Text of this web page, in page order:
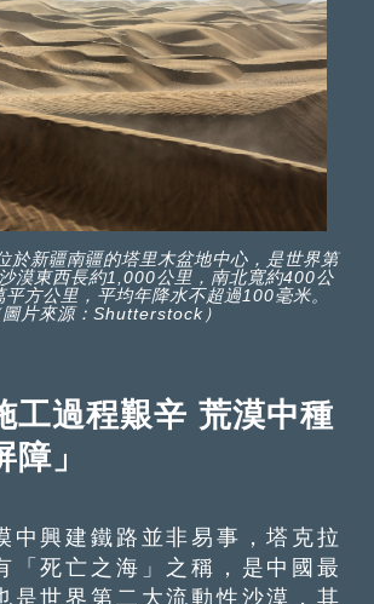
於新疆南疆的塔里木盆地中心，是世界第
漠東西長約1,000公里，南北寬約400公
方公里，平均年降水不超過100毫米。
圖片來源：Shutterstock）
工過程艱辛 荒漠中種
」
興建鐵路並非易事，塔克拉
「死亡之海」之稱，是中國最
是世界第二大流動性沙漠，其